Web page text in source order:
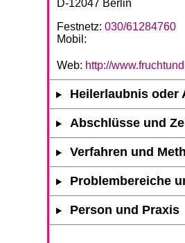
D-12047 Berlin
Festnetz: 030/61284760
Mobil:
Web: http://
Heilerlaubnis oder
Abschlüsse und
Verfahren und
Problembereiche
Person und Praxis